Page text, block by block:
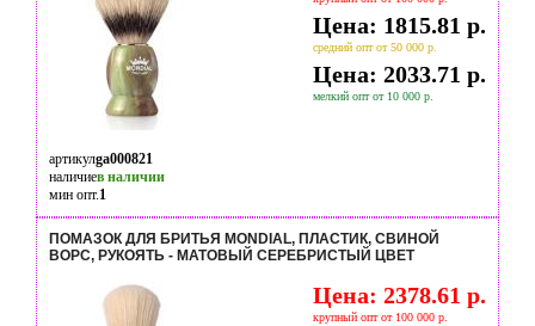
Цена: 1815.81 р.
средний опт от 50 000 р.
Цена: 2033.71 р.
мелкий опт от 10 000 р.
артикулga000821
наличиев наличии
мин опт.1
ПОМАЗОК ДЛЯ БРИТЬЯ MONDIAL, ПЛАСТИК, СВИНОЙ
ВОРС, РУКОЯТЬ - МАТОВЫЙ СЕРЕБРИСТЫЙ ЦВЕТ
Цена: 2378.61 р.
крупный опт от 100 000 р.